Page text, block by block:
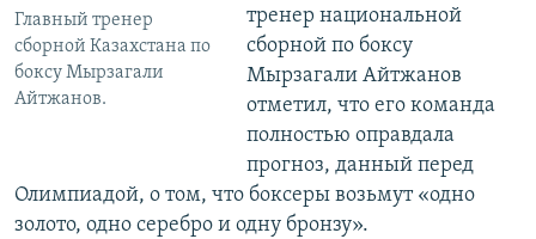
Главный тренер
сборной Казахстана по
боксу Мырзагали
Айтжанов.
тренер национальной
сборной по боксу
Мырзагали Айтжанов
отметил, что его команда
полностью оправдала
прогноз, данный перед
Олимпиадой, о том, что боксеры возьмут «одно
золото, одно серебро и одну бронзу».